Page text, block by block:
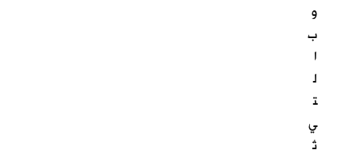
و
ب
ا
ل
ت
ي